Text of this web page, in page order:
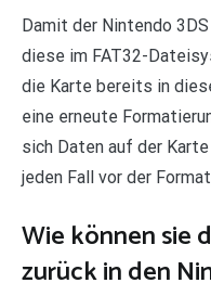
Damit der Nintendo
diese im FAT32-
die Karte bereits in
eine erneute
sich Daten auf der
jeden Fall vor der
Wie können sie
zurück in den